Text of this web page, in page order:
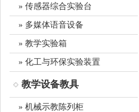
» 传感器综合实验台
» 多媒体语音设备
» 教学实验箱
» 化工与环保实验装置
教学设备教具
» 机械示教陈列柜